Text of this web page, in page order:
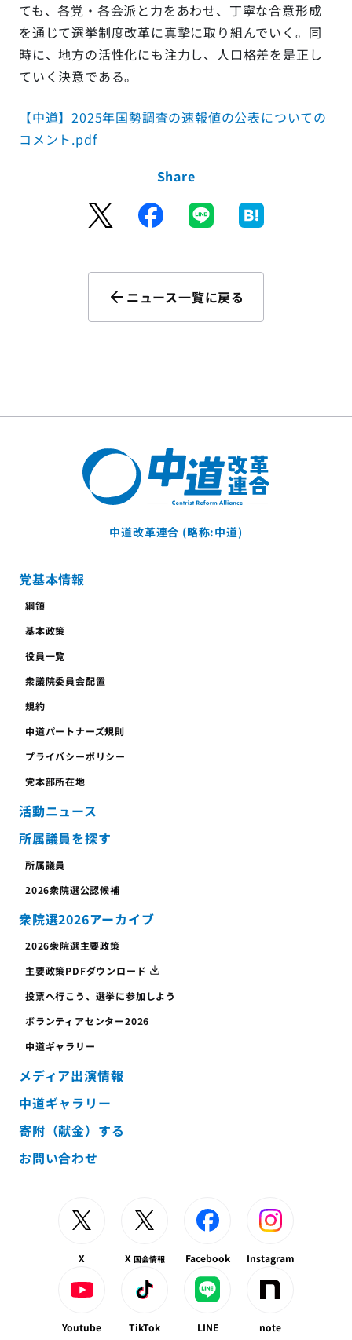
ても、各党・各会派と力をあわせ、丁寧な合意形成
を通じて選挙制度改革に真摯に取り組んでいく。同
時に、地方の活性化にも注力し、人口格差を是正し
ていく決意である。
【中道】2025年国勢調査の速報値の公表についての
コメント.pdf
Share
ニュース一覧に戻る
中道改革連合 (略称:中道)
党基本情報
綱領
基本政策
役員一覧
衆議院委員会配置
規約
中道パートナーズ規則
プライバシーポリシー
党本部所在地
活動ニュース
所属議員を探す
所属議員
2026衆院選公認候補
衆院選2026アーカイブ
2026衆院選主要政策
主要政策PDFダウンロード
投票へ行こう、 選挙に参加しよう
ボランティアセンター2026
中道ギャラリー
メディア出演情報
中道ギャラリー
寄附（献金）する
お問い合わせ
X X 国会情報 Facebook Instagram
Youtube TikTok LINE note